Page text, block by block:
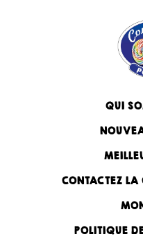
QUI
CONTACTEZ LA
POLITIQUE